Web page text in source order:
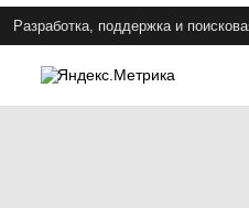
Разработка, поддержка и